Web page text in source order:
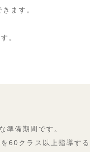
ます。
。
備期間です。
クラス以上指導す